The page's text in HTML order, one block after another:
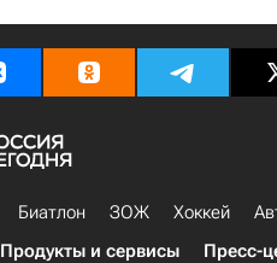
Биатлон ЗОЖ Хоккей
Продукты и сервисы Пресс-